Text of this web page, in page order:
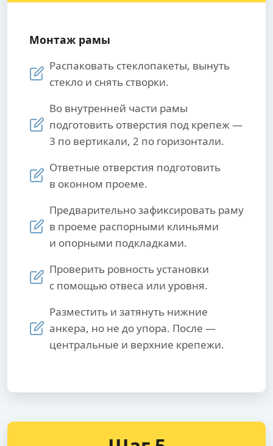
Монтаж рамы
Распаковать стеклопакеты, вынуть
стекло и снять створки.
Во внутренней части рамы
подготовить отверстия под крепеж —
3 по вертикали, 2 по горизонтали.
Ответные отверстия подготовить
в оконном проеме.
Предварительно зафиксировать раму
в проеме распорными клиньями
и опорными подкладками.
Проверить ровность установки
с помощью отвеса или уровня.
Разместить и затянуть нижние
анкера, но не до упора. После —
центральные и верхние крепежи.